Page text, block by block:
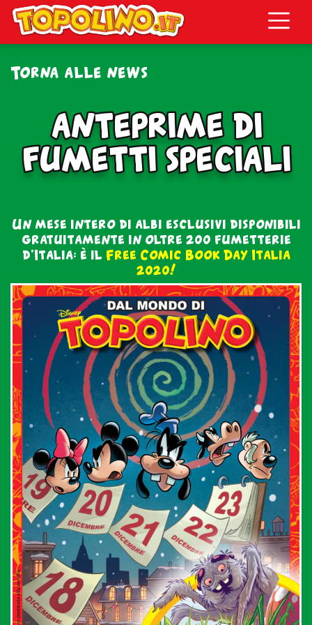
Topolino.it
in edicola
mondo fumetto
news & eventi
Torna alle news
anteprime di
fumetti speciali
anteprime di
fumetti speciali
Un mese intero di albi esclusivi disponibili
gratuitamente in oltre 200 fumetterie
d’Italia: è il Free Comic Book Day Italia
2020!